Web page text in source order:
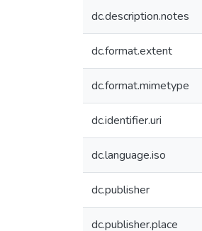
dc.description.notes
dc.format.extent
dc.format.mimetype
dc.identifier.uri
dc.language.iso
dc.publisher
dc.publisher.place